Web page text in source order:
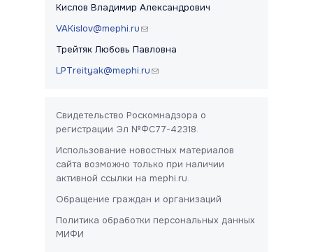
Кислов Владимир Александрович
VAKislov@mephi.ru(link sends e-mail)
Трейтяк Любовь Павловна
LPTreityak@mephi.ru(link sends e-mail)
Свидетельство Роскомнадзора о
регистрации Эл №ФС77-42318.
Использование новостных материалов
сайта возможно только при наличии
активной ссылки на mephi.ru.
Обращение граждан и организаций
Политика обработки персональных данных
МИФИ